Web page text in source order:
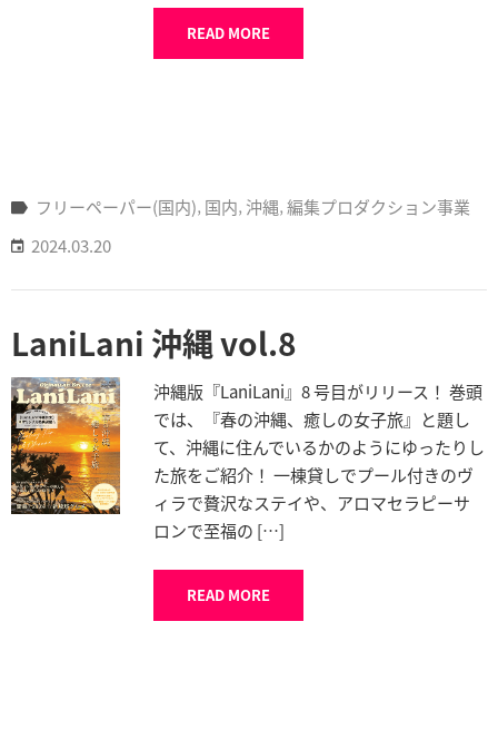
READ MORE
フリーペーパー(国内)‚ 国内‚ 沖縄‚編集プロダクション事業
2024.03.20
LaniLani 沖縄 vol.8
沖縄版『LaniLani』8 号目がリリース！ 巻頭
では、『春の沖縄、癒しの女子旅』と題し
て、沖縄に住んでいるかのようにゆったりし
た旅をご紹介！ 一棟貸しでプール付きのヴ
ィラで贅沢なステイや、アロマセラピーサ
ロンで至福の […]
READ MORE